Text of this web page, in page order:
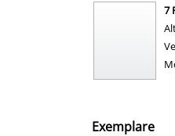
7
Exemplare